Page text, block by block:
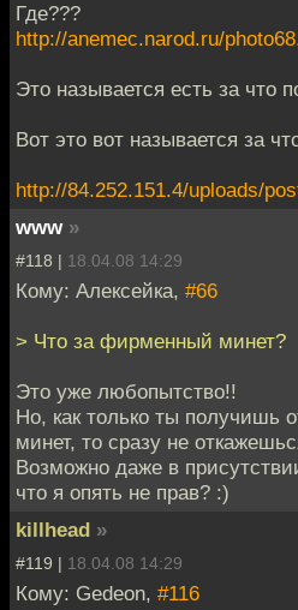
Где???
http://anemec.narod.ru/
Это называется есть за что
Вот это вот называется за
http://84.252.151.4/uploads/
www »
#118 | 18.04.08 14:29
Кому: Алексейка, #66
> Что за фирменный минет?
Это уже любопытство!!
Но, как только ты получишь
минет, то сразу не
Возможно даже в
что я опять не прав? :)
killhead »
#119 | 18.04.08 14:29
Кому: Gedeon, #116